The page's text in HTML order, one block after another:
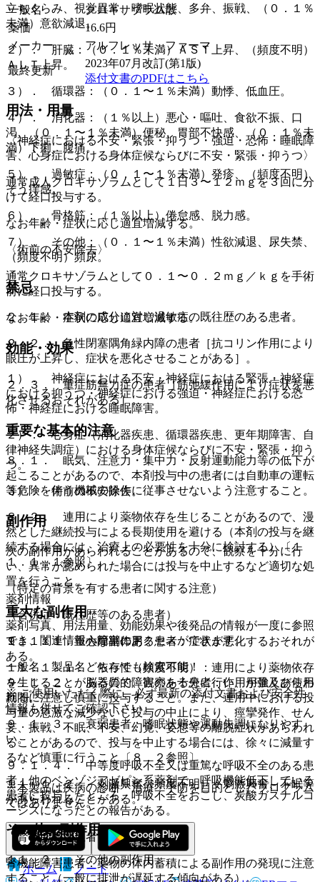
立ちくらみ、視覚異常、嗜眠状態、多弁、振戦、（０．１％
未満）意欲減退。
２）． 肝臓：（０．１％未満）ＡＳＴ上昇、（頻度不明）
ＡＬＴ上昇。
３）． 循環器：（０．１〜１％未満）動悸、低血圧。
４）． 消化器：（１％以上）悪心・嘔吐、食欲不振、口
渇、（０．１〜１％未満）便秘、胃部不快感、（０．１％未
満）下痢、腹痛。
５）． 過敏症：（０．１〜１％未満）発疹、（頻度不明）
そう痒感。
６）． 骨格筋：（１％以上）倦怠感、脱力感。
７）． その他：（０．１〜１％未満）性欲減退、尿失禁、
（頻度不明）頻尿。
禁忌
２．１． 本剤の成分に対し過敏症の既往歴のある患者。
２．２． 急性閉塞隅角緑内障の患者［抗コリン作用により
眼圧が上昇し、症状を悪化させることがある］。
２．３． 重症筋無力症の患者［筋弛緩作用により症状を悪
化させるおそれがある］。
重要な基本的注意
８．１． 眠気、注意力・集中力・反射運動能力等の低下が
起こることがあるので、本剤投与中の患者には自動車の運転
等危険を伴う機械の操作に従事させないよう注意すること。
８．２． 連用により薬物依存を生じることがあるので、漫
然とした継続投与による長期使用を避ける（本剤の投与を継
続する場合には、治療上の必要性を十分に検討する）〔１
１．１．１参照〕。
（特定の背景を有する患者に関する注意）
（合併症・既往歴等のある患者）
９．１．１． 心障害のある患者：症状が悪化するおそれが
ある。
９．１．２． 脳器質的障害のある患者：作用が強くあらわ
れる。
９．１．３． 衰弱患者：嗜眠状態や運動失調になりやす
い。
９．１．４． 中等度呼吸不全又は重篤な呼吸不全のある患
者：他のベンゾジアゼピン系薬剤で、呼吸機能低下している
患者に投与したところ、呼吸不全をおこし、炭酸ガスナルコ
ーシスになったとの報告がある。
（腎機能障害患者）
腎機能障害患者：薬物の体内蓄積による副作用の発現に注意
すること（一般に排泄が遅延する傾向がある）。
一般名
クロキサゾラム散
薬価
16.6円
メーカー
アルフレッサ ファーマ
最終更新
2023年07月改訂(第1版)
添付文書のPDFはこちら
用法・用量
〈神経症における不安・緊張・抑うつ・強迫・恐怖・睡眠障
害、心身症における身体症候ならびに不安・緊張・抑うつ〉
通常成人クロキサゾラムとして１日３〜１２ｍｇを３回に分
けて経口投与する。
なお年齢・症状に応じ適宜増減する。
〈術前の不安除去〉
通常クロキサゾラムとして０．１〜０．２ｍｇ／ｋｇを手術
前に経口投与する。
なお年齢・症状に応じ適宜増減する。
効能・効果
１）． 神経症における不安・神経症における緊張・神経症
における抑うつ・神経症における強迫・神経症における恐
怖・神経症における睡眠障害。
２）． 心身症（消化器疾患、循環器疾患、更年期障害、自
律神経失調症）における身体症候ならびに不安・緊張・抑う
つ。
３）． 術前の不安除去。
副作用
次の副作用があらわれることがあるので、観察を十分に行
い、異常が認められた場合には投与を中止するなど適切な処
置を行うこと。
重大な副作用
１１．１． 重大な副作用
１１．１．１． 依存性（頻度不明）：連用により薬物依存
を生じることがあるので、観察を十分に行い、用量及び使用
期間に注意し慎重に投与すること。また、連用中における投
与量の急激な減少ないし投与の中止により、痙攣発作、せん
妄、振戦、不眠、不安、幻覚、妄想等の離脱症状があらわれ
ることがあるので、投与を中止する場合には、徐々に減量す
るなど慎重に行うこと〔８．２参照〕。
１１．１．２． 刺激興奮（頻度不明）：刺激興奮、不眠等
があらわれることがある。
その他の副作用
１１．２． その他の副作用
薬剤情報
薬剤写真、用法用量、効能効果や後発品の情報が一度に参照
でき、関連情報へ簡単にアクセスができます。
一般名、製品名どちらでも検索可能！
※ ご使用いただく際に、必ず最新の添付文書および安全性
情報も併せてご確認下さい。
※本製品は疾病の診断・治療・予防を目的としたプログラム
ではありません。
ホーム
ノート